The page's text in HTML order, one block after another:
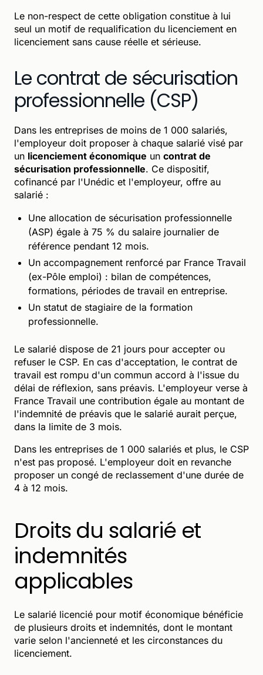
Le non-respect de cette obligation constitue à lui
seul un motif de requalification du licenciement en
licenciement sans cause réelle et sérieuse.
Le contrat de sécurisation
professionnelle (CSP)
Dans les entreprises de moins de 1 000 salariés,
l'employeur doit proposer à chaque salarié visé par
un licenciement économique un contrat de
sécurisation professionnelle. Ce dispositif,
cofinancé par l'Unédic et l'employeur, offre au
salarié :
Une allocation de sécurisation professionnelle
(ASP) égale à 75 % du salaire journalier de
référence pendant 12 mois.
Un accompagnement renforcé par France Travail
(ex-Pôle emploi) : bilan de compétences,
formations, périodes de travail en entreprise.
Un statut de stagiaire de la formation
professionnelle.
Le salarié dispose de 21 jours pour accepter ou
refuser le CSP. En cas d'acceptation, le contrat de
travail est rompu d'un commun accord à l'issue du
délai de réflexion, sans préavis. L'employeur verse à
France Travail une contribution égale au montant de
l'indemnité de préavis que le salarié aurait perçue,
dans la limite de 3 mois.
Dans les entreprises de 1 000 salariés et plus, le CSP
n'est pas proposé. L'employeur doit en revanche
proposer un congé de reclassement d'une durée de
4 à 12 mois.
Droits du salarié et
indemnités
applicables
Le salarié licencié pour motif économique bénéficie
de plusieurs droits et indemnités, dont le montant
varie selon l'ancienneté et les circonstances du
licenciement.